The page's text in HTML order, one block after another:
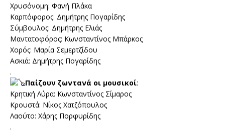
Χρυσόνομη: Φανή Πλάκα
Καρπόφορος: Δημήτρης Πογαρίδης
Σύμβουλος: Δημήτρης Ελιάς
Μαντατοφόρος: Κωνσταντίνος Μπάρκος
Χορός: Μαρία Σεμερτζίδου
Ασκιά: Δημήτρης Πογαρίδης
.
Παίζουν ζωντανά οι μουσικοί:
Κρητική Λύρα: Κωνσταντίνος Σίμαρος
Κρουστά: Νίκος Χατζόπουλος
Λαούτο: Χάρης Πορφυρίδης
.